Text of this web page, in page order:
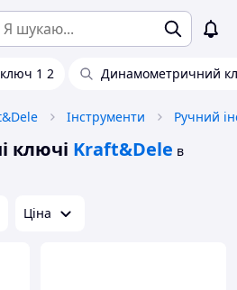
1 2 Динамометричний
Інструменти Ручний
ключі Kraft&Dele в
Ціна